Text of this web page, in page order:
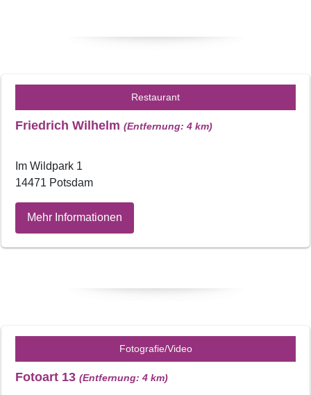
Restaurant
Friedrich Wilhelm (Entfernung: 4 km)
Im Wildpark 1
14471 Potsdam
Mehr Informationen
Fotografie/Video
Fotoart 13 (Entfernung: 4 km)